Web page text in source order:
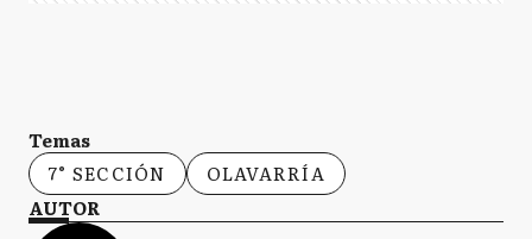
Temas
7° SECCIÓN
OLAVARRÍA
AUTOR